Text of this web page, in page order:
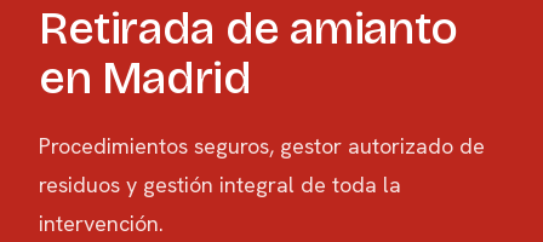
Retirada de amianto
en Madrid
Procedimientos seguros, gestor autorizado de
residuos y gestión integral de toda la
intervención.